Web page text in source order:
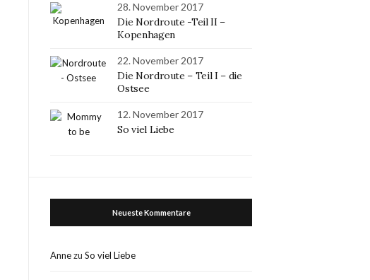
28. November 2017
Die Nordroute -Teil II –
Kopenhagen
22. November 2017
Die Nordroute – Teil I – die
Ostsee
12. November 2017
So viel Liebe
Neueste Kommentare
AnnezuSo viel Liebe